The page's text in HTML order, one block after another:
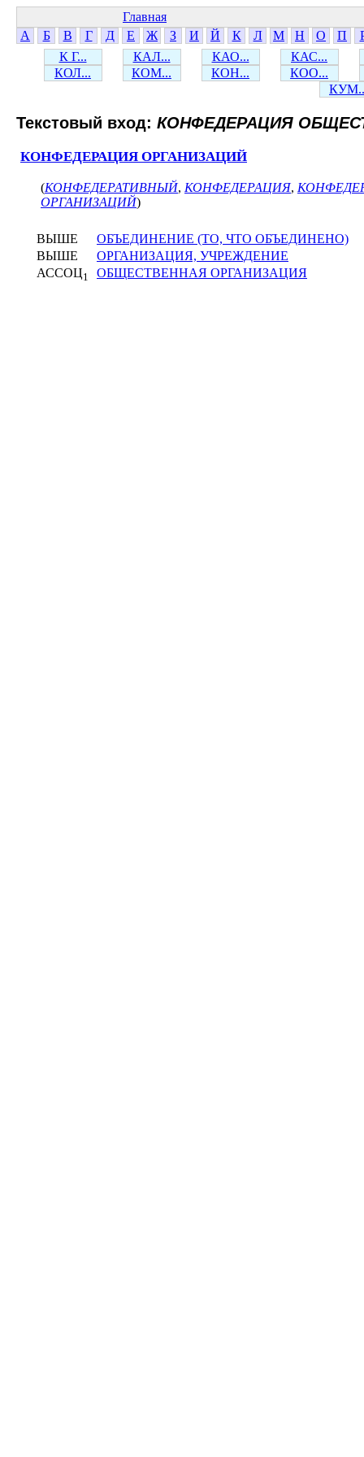
Главная
А
Б В Г Д Е Ж З И Й К Л М Н О П
К Г...
КАЛ... КАО...
КАС...
КОЛ...
КОМ... КОН...
КОО...
Текстовый вход: КОНФЕДЕРАЦИЯ
КОНФЕДЕРАЦИЯ ОРГАНИЗАЦИЙ
(КОНФЕДЕРАТИВНЫЙ, КОНФЕДЕРАЦИЯ,
ОРГАНИЗАЦИЙ)
ВЫШЕ
ОБЪЕДИНЕНИЕ (ТО, ЧТО ОБЪЕДИНЕНО)
ВЫШЕ
ОРГАНИЗАЦИЯ, УЧРЕЖДЕНИЕ
АССОЦ1 ОБЩЕСТВЕННАЯ ОРГАНИЗАЦИЯ